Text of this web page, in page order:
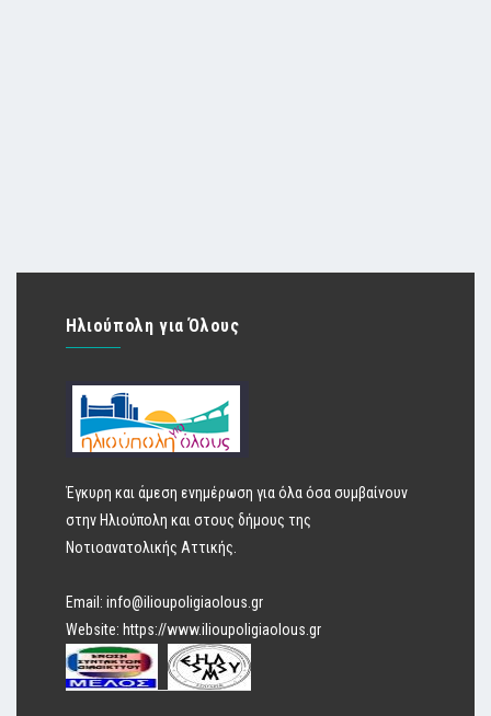
Ηλιούπολη για Όλους
Έγκυρη και άμεση ενημέρωση για όλα όσα συμβαίνουν
στην Ηλιούπολη και στους δήμους της
Νοτιοανατολικής Αττικής.
Email: info@ilioupoligiaolous.gr
Website: https://www.ilioupoligiaolous.gr